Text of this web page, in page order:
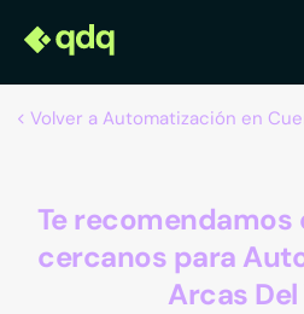
Volver a Automatización en
Te
cercanos para
Arcas